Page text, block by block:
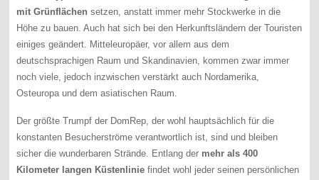
mit Grünflächen setzen, anstatt immer mehr Stockwerke in die
Höhe zu bauen. Auch hat sich bei den Herkunftsländern der Touristen
einiges geändert. Mitteleuropäer, vor allem aus dem
deutschsprachigen Raum und Skandinavien, kommen zwar immer
noch viele, jedoch inzwischen verstärkt auch Nordamerika,
Osteuropa und dem asiatischen Raum.
Der größte Trumpf der DomRep, der wohl hauptsächlich für die
konstanten Besucherströme verantwortlich ist, sind und bleiben
sicher die wunderbaren Strände. Entlang der mehr als 400
Kilometer langen Küstenlinie findet wohl jeder seinen persönlichen